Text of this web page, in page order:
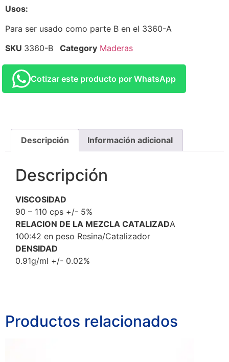
Usos:
Para ser usado como parte B en el 3360-A
SKU 3360-B Category Maderas
Cotizar este producto por WhatsApp
Descripción Información adicional
Descripción
VISCOSIDAD
90 – 110 cps +/- 5%
RELACION DE LA MEZCLA CATALIZADA
100:42 en peso Resina/Catalizador
DENSIDAD
0.91g/ml +/- 0.02%
Productos relacionados